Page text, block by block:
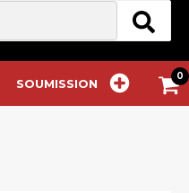
SOUMISSION